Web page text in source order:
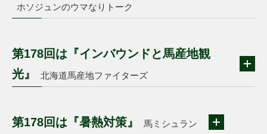
ホソジュンのウマなりトーク
第178回は『インバウンドと馬産地観
光』
北海道馬産地ファイターズ
第178回は『暑熱対策』 馬ミシュラン